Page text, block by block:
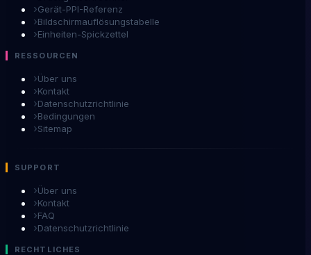
›Gerät-PPI-Referenz
›Bildschirmauflösungstabelle
›Einheiten-Spickzettel
RESSOURCEN
›Über uns
›Kontakt
›Datenschutzrichtlinie
›Bedingungen
›Sitemap
SUPPORT
›Über uns
›Kontakt
›FAQ
›Datenschutzrichtlinie
RECHTLICHES